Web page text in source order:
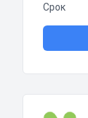
Срок